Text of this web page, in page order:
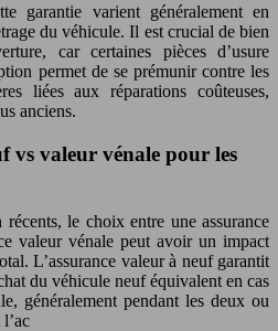
garantie varient généralement en
du véhicule. Il est crucial de bien
car certaines pièces d’usure
permet de se prémunir contre les
liées aux réparations coûteuses,
anciens.
vs valeur vénale pour les
récents, le choix entre une assurance
valeur vénale peut avoir un impact
L’assurance valeur à neuf garantit
du véhicule neuf équivalent en cas
généralement pendant les deux ou